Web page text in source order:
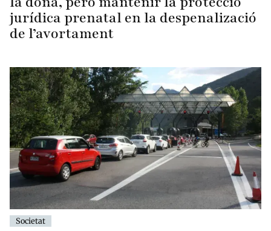
jurídica prenatal en la despenalizació
de l’avortament
Societat